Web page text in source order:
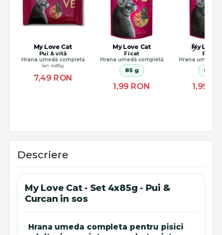
My Love Cat
Pui & vită
Hrana umedă completă
Set 4x85g
7,49 RON
My Love Cat
Ficat
Hrana umedă completă
85 g
1,99 RON
My Love
Pește
Hrana umedă
85 g
1,99
Descriere
My Love Cat - Set 4x85g - Pui &
Curcan in sos
Hrana umeda completa pentru pisici